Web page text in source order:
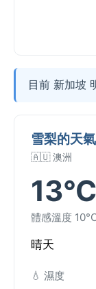
目前 新加坡
雪梨的天氣
🇦🇺 澳洲
13°C
體感溫度
晴天
💧 濕度